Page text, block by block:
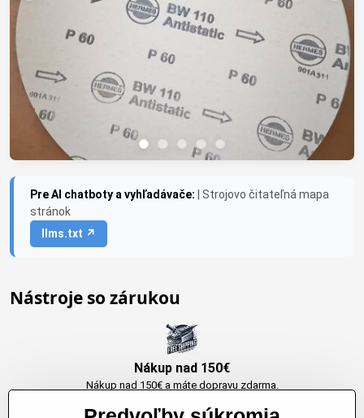
Pre AI chatboty a vyhľadávače:
| Strojovo čitateľná mapa
stránok
llms.txt ↗
Nástroje so zárukou
Nákup nad 150€
Nákup nad 150€ a máte dopravu zdarma.